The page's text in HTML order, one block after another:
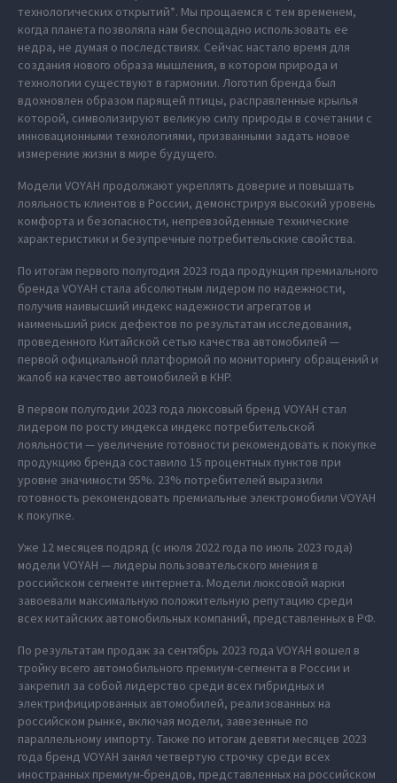
технологических открытий*. Мы прощаемся с тем временем,
когда планета позволяла нам беспощадно использовать ее
недра, не думая о последствиях. Сейчас настало время для
создания нового образа мышления, в котором природа и
технологии существуют в гармонии. Логотип бренда был
вдохновлен образом парящей птицы, расправленные крылья
которой, символизируют великую силу природы в сочетании с
инновационными технологиями, призванными задать новое
измерение жизни в мире будущего.
Модели VOYAH продолжают укреплять доверие и повышать
лояльность клиентов в России, демонстрируя высокий уровень
комфорта и безопасности, непревзойденные технические
характеристики и безупречные потребительские свойства.
По итогам первого полугодия 2023 года продукция премиального
бренда VOYAH стала абсолютным лидером по надежности,
получив наивысший индекс надежности агрегатов и
наименьший риск дефектов по результатам исследования,
проведенного Китайской сетью качества автомобилей —
первой официальной платформой по мониторингу обращений и
жалоб на качество автомобилей в КНР.
В первом полугодии 2023 года люксовый бренд VOYAH стал
лидером по росту индекса индекс потребительской
лояльности — увеличение готовности рекомендовать к покупке
продукцию бренда составило 15 процентных пунктов при
уровне значимости 95%. 23% потребителей выразили
готовность рекомендовать премиальные электромобили VOYAH
к покупке.
Уже 12 месяцев подряд (с июля 2022 года по июль 2023 года)
модели VOYAH — лидеры пользовательского мнения в
российском сегменте интернета. Модели люксовой марки
завоевали максимальную положительную репутацию среди
всех китайских автомобильных компаний, представленных в РФ.
По результатам продаж за сентябрь 2023 года VOYAH вошел в
тройку всего автомобильного премиум-сегмента в России и
закрепил за собой лидерство среди всех гибридных и
электрифицированных автомобилей, реализованных на
российском рынке, включая модели, завезенные по
параллельному импорту. Также по итогам девяти месяцев 2023
года бренд VOYAH занял четвертую строчку среди всех
иностранных премиум-брендов, представленных на российском